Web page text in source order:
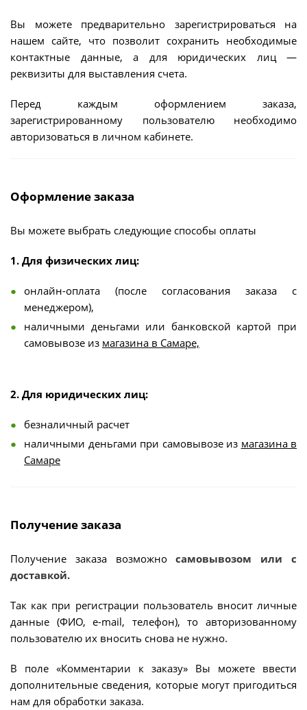
Вы можете предварительно зарегистрироваться на
нашем сайте, что позволит сохранить необходимые
контактные данные, а для юридических лиц —
реквизиты для выставления счета.
Перед каждым оформлением заказа,
зарегистрированному пользователю необходимо
авторизоваться в личном кабинете.
Оформление заказа
Вы можете выбрать следующие способы оплаты
1. Для физических лиц:
онлайн-оплата (после согласования заказа с
менеджером),
наличными деньгами или банковской картой при
самовывозе из магазина в Самаре,
2. Для юридических лиц:
безналичный расчет
наличными деньгами при самовывозе из магазина в
Самаре
Получение заказа
Получение заказа возможносамовывозом или с
доставкой.
Так как при регистрации пользователь вносит личные
данные (ФИО, e-mail, телефон), то авторизованному
пользователю их вносить снова не нужно.
В поле «Комментарии к заказу» Вы можете ввести
дополнительные сведения, которые могут пригодиться
нам для обработки заказа.